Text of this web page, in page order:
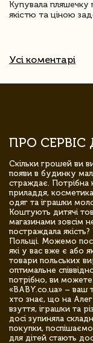
Купувала пляшечку
якістю та ціною
Усі коментарі
ПРО СЕРВІС
Скільки грошей ви
появи в будинку
страждає. Потрібна
приладдя,
одяг та іграшки
Коштують дитячі
магазинами зовсім
постраждала
Польщі. Можемо
які у вас вже є або
товари польських
оптимальне
потрібно, ви
«BABY.co.ua» – ваш
хто знає, що на
взуття, іграшки та
досі зупиняла
покупки,
для дітей стають